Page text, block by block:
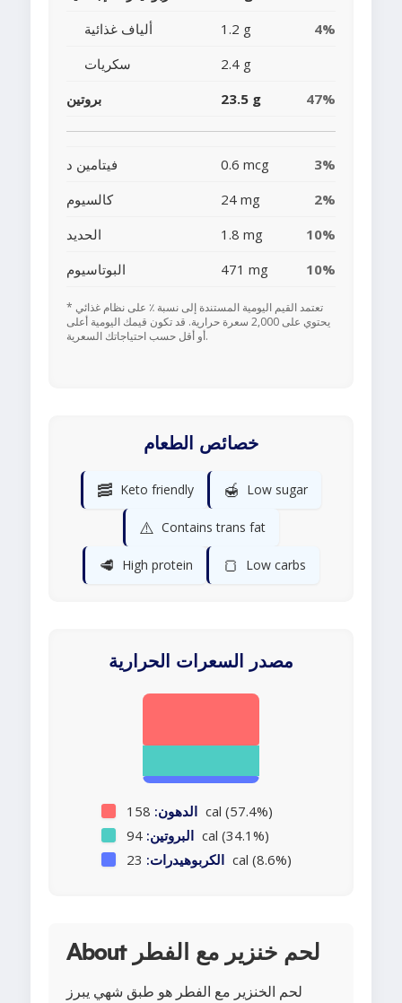
ألياف غذائية
1.2 g
4%
سكريات
2.4 g
بروتين
23.5 g 47%
فيتامين د 0.6 mcg
3%
كالسيوم
24 mg
2%
الحديد
1.8 mg
10%
البوتاسيوم
471 mg 10%
* تعتمد القيم اليومية المستندة إلى نسبة ٪ على نظام غذائي
يحتوي على 2,000 سعرة حرارية. قد تكون قيمك اليومية أعلى
أو أقل حسب احتياجاتك السعرية.
خصائص الطعام
🥓 Keto friendly 🍯 Low sugar
⚠️ Contains trans fat
🥩 High protein 🍞 Low carbs
مصدر السعرات الحرارية
الدهون: 158 cal (57.4%)
البروتين: 94 cal (34.1%)
الكربوهيدرات: 23 cal (8.6%)
About لحم خنزير مع الفطر
لحم الخنزير مع الفطر هو طبق شهي يبرز